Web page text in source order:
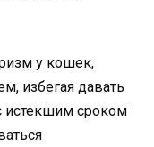
у кошек,
избегая давать
истекшим сроком